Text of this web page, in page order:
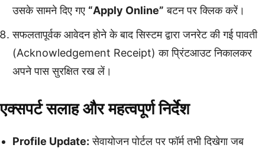
उसके सामने दिए गए “Apply Online” बटन पर क्लिक करें।
सफलतापूर्वक आवेदन होने के बाद सिस्टम द्वारा जनरेट की गई पावती
(Acknowledgement Receipt) का प्रिंटआउट निकालकर
अपने पास सुरक्षित रख लें।
एक्सपर्ट सलाह और महत्वपूर्ण निर्देश
Profile Update: सेवायोजन पोर्टल पर फॉर्म तभी दिखेगा जब